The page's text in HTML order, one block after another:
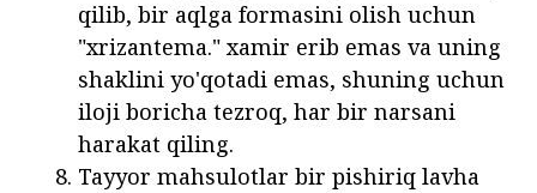
qilib, bir aqlga formasini olish uchun
"xrizantema." xamir erib emas va uning
shaklini yo'qotadi emas, shuning uchun
iloji boricha tezroq, har bir narsani
harakat qiling.
Tayyor mahsulotlar bir pishiriq lavha